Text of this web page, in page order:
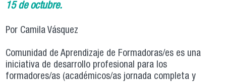
15 de octubre.
Por Camila Vásquez
Comunidad de Aprendizaje de Formadoras/es es una
iniciativa de desarrollo profesional para los
formadores/as (académicos/as jornada completa y